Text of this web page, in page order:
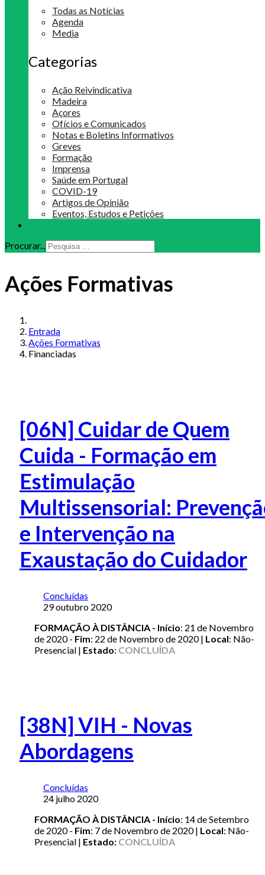
Todas as Notícias
Agenda
Media
Categorias
Ação Reivindicativa
Madeira
Açores
Ofícios e Comunicados
Notas e Boletins Informativos
Greves
Formação
Imprensa
Saúde em Portugal
COVID-19
Artigos de Opinião
Eventos, Estudos e Petições
Procurar...
Ações Formativas
Entrada
Ações Formativas
Financiadas
[06N] Cuidar de Quem
Cuida - Formação em
Estimulação
Multissensorial:
e Intervenção na
Exaustação do Cuidador
Concluídas
29 outubro 2020
FORMAÇÃO À DISTÂNCIA - Início: 21 de Novembro
de 2020 - Fim: 22 de Novembro de 2020 | Local: Não-
Presencial | Estado: CONCLUÍDA
[38N] VIH - Novas
Abordagens
Concluídas
24 julho 2020
FORMAÇÃO À DISTÂNCIA - Início: 14 de Setembro
de 2020 - Fim: 7 de Novembro de 2020 | Local: Não-
Presencial | Estado: CONCLUÍDA